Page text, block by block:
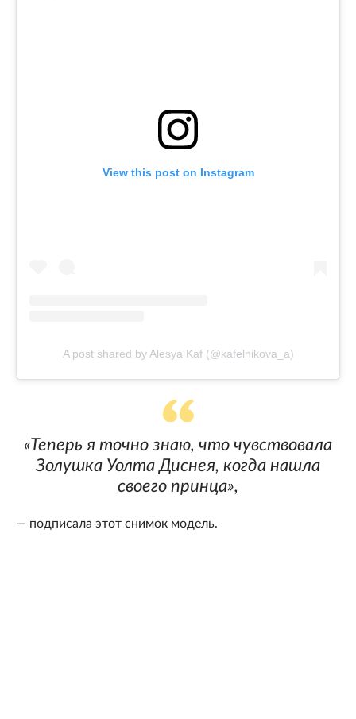
View this post on Instagram
A post shared by Alesya Kaf (@kafelnikova_a)
«Теперь я точно знаю, что чувствовала
Золушка Уолта Диснея, когда нашла
своего принца»,
— подписала этот снимок модель.